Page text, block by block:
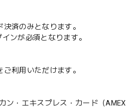
済のみとなります。
ンが必須となります。
利用いただけます。
・エキスプレス・カード（AMEX